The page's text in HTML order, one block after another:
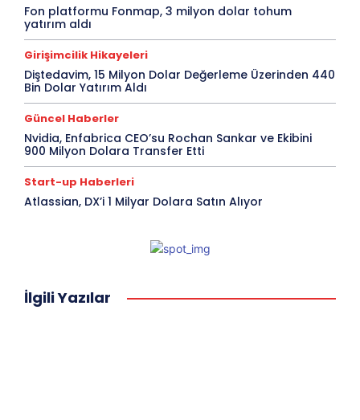
Fon platformu Fonmap, 3 milyon dolar tohum
yatırım aldı
Girişimcilik Hikayeleri
Diştedavim, 15 Milyon Dolar Değerleme Üzerinden 440
Bin Dolar Yatırım Aldı
Güncel Haberler
Nvidia, Enfabrica CEO’su Rochan Sankar ve Ekibini
900 Milyon Dolara Transfer Etti
Start-up Haberleri
Atlassian, DX’i 1 Milyar Dolara Satın Alıyor
İlgili Yazılar